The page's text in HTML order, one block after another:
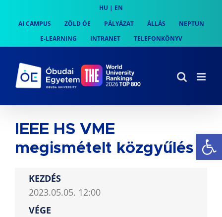
content
HU | EN
AI CAMPUS
ZÖLD ÓE PÁLYÁZAT ÁLLÁS
NEPTUN
E-LEARNING
INTRANET TELEFONKÖNYV
IEEE HS VME
megismételt közgyűlés
KEZDÉS
2023.05.05. 12:00
VÉGE